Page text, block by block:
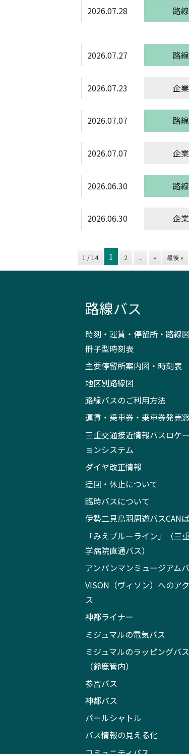
2026.07.28 路
2026.07.27 路
2026.07.23 企
2026.07.07 路
2026.07.07 企
2026.06.30 路
2026.06.30 企
1 / 14 1 2 ... » 最後 »
路線バス
時刻・運賃・停留所・路線
冊子型時刻表
主要停留所案内図・時刻表
地区別路線図
路線バスのご利用方法
運賃・乗車券・乗車券発売
三重交通接近情報バスロケ
ョンシステム
ダイヤ改正情報
迂回・休止について
臨時バスについて
伊勢二見鳥羽周遊バスCAN
「みえブルーライン」（三
学病院直通バス）
アンパンマンミュージアム
VISON（ヴィソン）へのア
ス
神都ライナー
ミジュマルの電気バス
ミジュマルのラッピングバス
（鈴鹿管内）
参宮バス
神都バス
パールシャトル
バス情報の見える化